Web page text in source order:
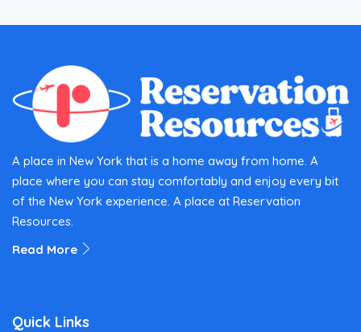
A place in New York that is a home away from home. A
place where you can stay comfortably and enjoy every bit
of the New York experience. A place at Reservation
Resources.
Read More
Quick Links